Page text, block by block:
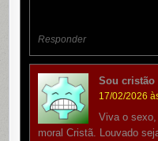
Responder
Sou cristão
17/02/2026
Viva o
moral Cristã. Louvado